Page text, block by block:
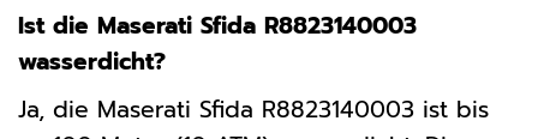
Ist die Maserati Sfida R8823140003
wasserdicht?
Ja, die Maserati Sfida R8823140003 ist bis